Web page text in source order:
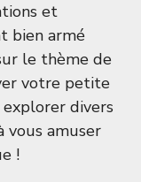
et
bien armé
le thème de
votre petite
explorer divers
vous amuser
!